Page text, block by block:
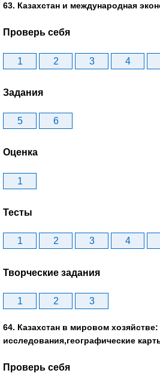
63. Казахстан и международная
Проверь себя
1 2 3 4
Задания
5 6
Оценка
1
Тесты
1 2 3 4
Творческие задания
1 2 3
64. Казахстан в мировом хозяйстве:
исследования,географические
Проверь себя